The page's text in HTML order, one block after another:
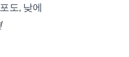
도, 낮에